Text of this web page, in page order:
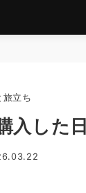
旅立ち
入した日